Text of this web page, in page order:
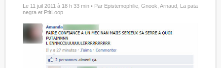
Le 11 juil 2011 à 18 h 33 min • Par Epistemophilie, Gnook, Arnaud, La pata
negra et PtitLoop